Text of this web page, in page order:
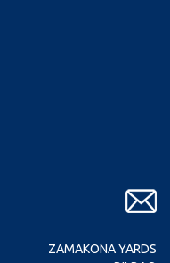
ZAMAKONA YARDS